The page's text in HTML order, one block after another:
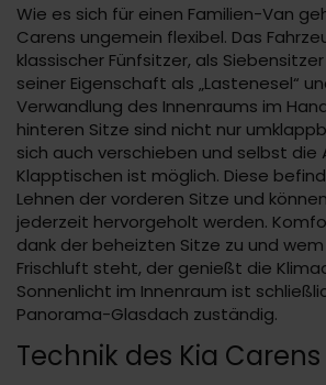
Wie es sich für einen Familien-Van
Carens ungemein flexibel. Das
klassischer Fünfsitzer, als
seiner Eigenschaft als „Lastenesel“
Verwandlung des Innenraums im
hinteren Sitze sind nicht nur
sich auch verschieben und selbst
Klapptischen ist möglich. Diese
Lehnen der vorderen Sitze und
jederzeit hervorgeholt werden.
dank der beheizten Sitze zu und
Frischluft steht, der genießt die
Sonnenlicht im Innenraum ist
Panorama-Glasdach zuständig.
Technik des Kia Carens